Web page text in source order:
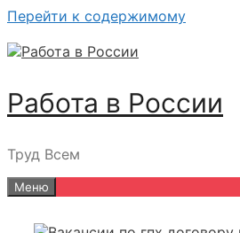
Перейти к содержимому
Работа в России
Труд Всем
Меню